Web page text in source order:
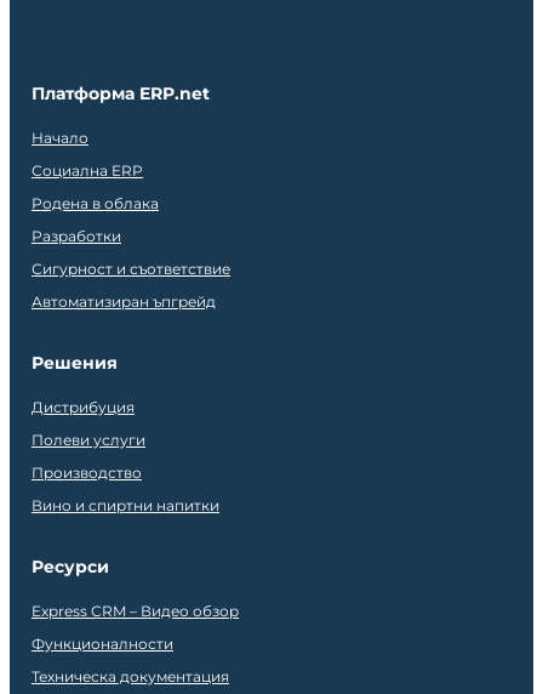
Платформа ERP.net
Начало
Социална ERP
Родена в облака
Разработки
Сигурност и съответствие
Автоматизиран ъпгрейд
Решения
Дистрибуция
Полеви услуги
Производство
Вино и спиртни напитки
Ресурси
Express CRM – Видео обзор
Функционалности
Техническа документация